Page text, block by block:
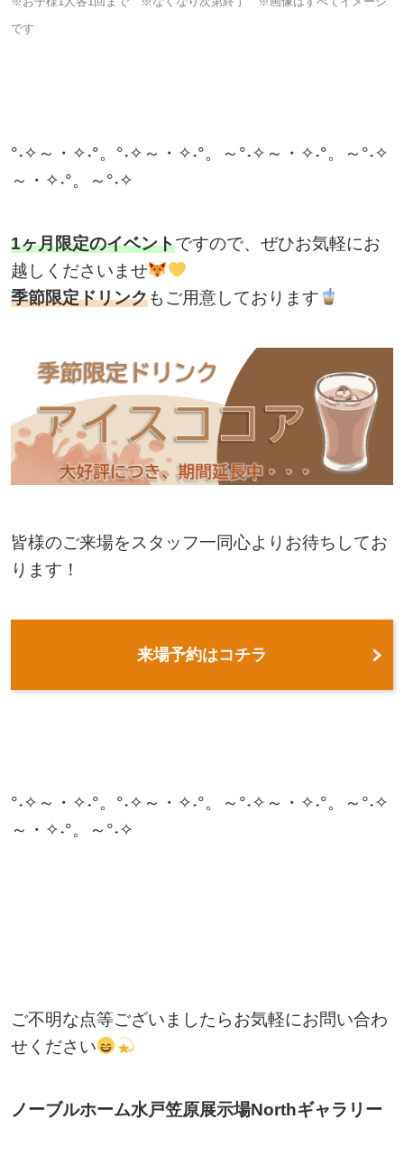
です
°˖✧～・✧˖°。°˖✧～・✧˖°。～°˖✧～・✧˖°。～°˖✧
～・✧˖°。～°˖✧
1ヶ月限定のイベントですので、ぜひお気軽にお
越しくださいませ
季節限定ドリンクもご用意しております
皆様のご来場をスタッフ一同心よりお待ちしてお
ります！
来場予約はコチラ
°˖✧～・✧˖°。°˖✧～・✧˖°。～°˖✧～・✧˖°。～°˖✧
～・✧˖°。～°˖✧
ご不明な点等ございましたらお気軽にお問い合わ
せください
ノーブルホーム水戸笠原展示場Northギャラリー